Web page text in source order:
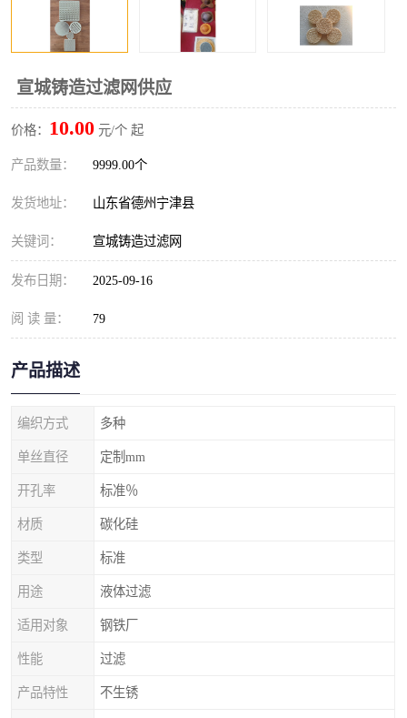
宣城铸造过滤网供应
价格： 10.00 元/个 起
产品数量： 9999.00个
发货地址： 山东省德州宁津县
关键词： 宣城铸造过滤网
发布日期： 2025-09-16
阅 读 量： 79
产品描述
编织方式 多种
单丝直径 定制mm
开孔率 标准％
材质 碳化硅
类型 标准
用途 液体过滤
适用对象 钢铁厂
性能 过滤
产品特性 不生锈